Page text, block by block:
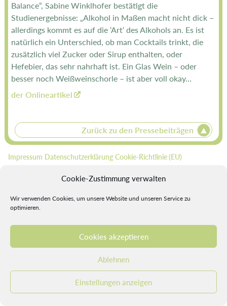
Cookie-Zustimmung verwalten
Wir verwenden Cookies, um unsere Website und unseren Service zu
optimieren.
Cookies akzeptieren
Ablehnen
Einstellungen anzeigen
Balance“, Sabine Winklhofer bestätigt die
Studienergebnisse: „Alkohol in Maßen macht nicht dick –
allerdings kommt es auf die ‘Art‘ des Alkohols an. Es ist
natürlich ein Unterschied, ob man Cocktails trinkt, die
zusätzlich viel Zucker oder Sirup enthalten, oder
Hefebier, das sehr nahrhaft ist. Ein Glas Wein – oder
besser noch Weißweinschorle – ist aber voll okay…
der Onlineartikel
Zurück zu den Pressebeiträgen
Nach oben
Seite Drucken
Impressum Datenschutzerklärung Cookie-Richtlinie (EU)
webdesign bymoecko - digitalART